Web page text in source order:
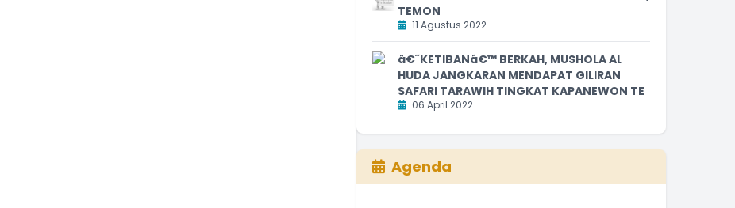
TEMON
11 Agustus 2022
â€˜KETIBANâ€™ BERKAH, MUSHOLA AL
HUDA JANGKARAN MENDAPAT GILIRAN
SAFARI TARAWIH TINGKAT KAPANEWON TE
06 April 2022
Agenda